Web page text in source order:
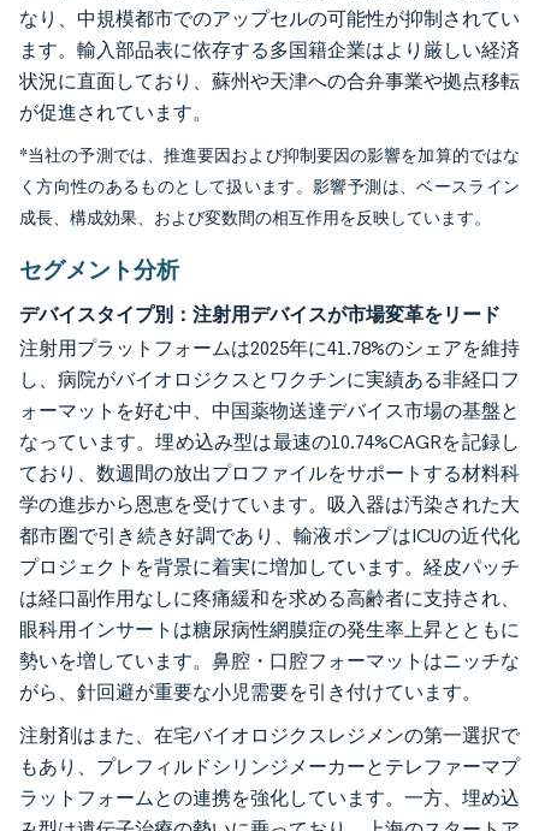
なり、中規模都市でのアップセルの可能性が抑制されてい
ます。輸入部品表に依存する多国籍企業はより厳しい経済
状況に直面しており、蘇州や天津への合弁事業や拠点移転
が促進されています。
*当社の予測では、推進要因および抑制要因の影響を加算的ではな
く方向性のあるものとして扱います。影響予測は、ベースライン
成長、構成効果、および変数間の相互作用を反映しています。
セグメント分析
デバイスタイプ別：注射用デバイスが市場変革をリード
注射用プラットフォームは2025年に41.78%のシェアを維持
し、病院がバイオロジクスとワクチンに実績ある非経口フ
ォーマットを好む中、中国薬物送達デバイス市場の基盤と
なっています。埋め込み型は最速の10.74%CAGRを記録し
ており、数週間の放出プロファイルをサポートする材料科
学の進歩から恩恵を受けています。吸入器は汚染された大
都市圏で引き続き好調であり、輸液ポンプはICUの近代化
プロジェクトを背景に着実に増加しています。経皮パッチ
は経口副作用なしに疼痛緩和を求める高齢者に支持され、
眼科用インサートは糖尿病性網膜症の発生率上昇とともに
勢いを増しています。鼻腔・口腔フォーマットはニッチな
がら、針回避が重要な小児需要を引き付けています。
注射剤はまた、在宅バイオロジクスレジメンの第一選択で
もあり、プレフィルドシリンジメーカーとテレファーマプ
ラットフォームとの連携を強化しています。一方、埋め込